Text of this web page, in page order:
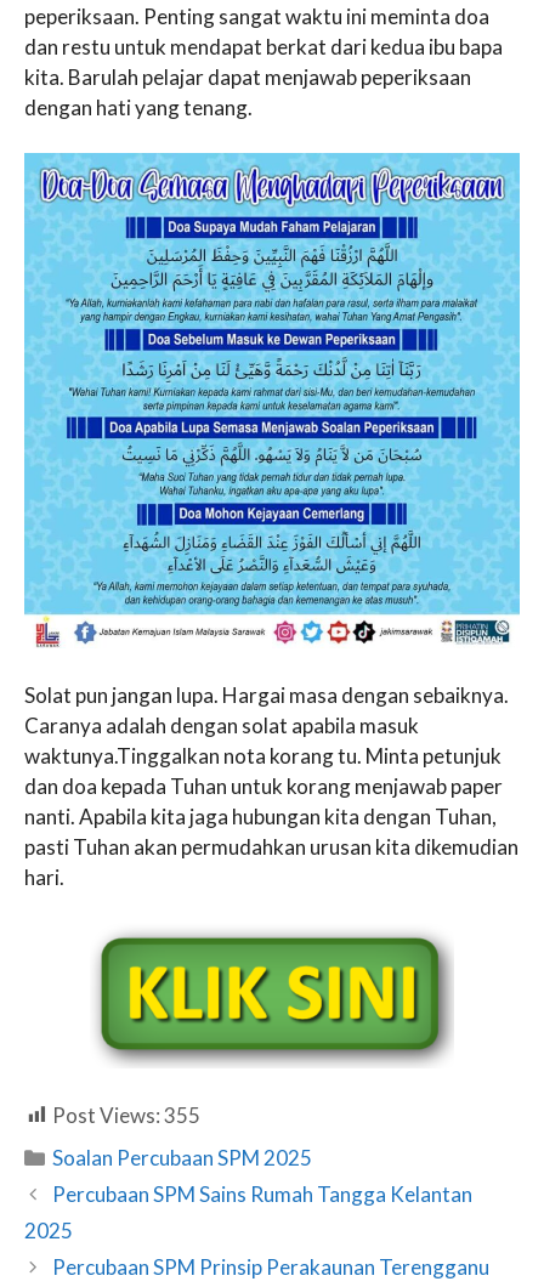
peperiksaan. Penting sangat waktu ini meminta doa
dan restu untuk mendapat berkat dari kedua ibu bapa
kita. Barulah pelajar dapat menjawab peperiksaan
dengan hati yang tenang.
Solat pun jangan lupa. Hargai masa dengan sebaiknya.
Caranya adalah dengan solat apabila masuk
waktunya.Tinggalkan nota korang tu. Minta petunjuk
dan doa kepada Tuhan untuk korang menjawab paper
nanti. Apabila kita jaga hubungan kita dengan Tuhan,
pasti Tuhan akan permudahkan urusan kita dikemudian
hari.
Post Views:355
Categories
Soalan Percubaan SPM 2025
Percubaan SPM Sains Rumah Tangga Kelantan
2025
Percubaan SPM Prinsip Perakaunan Terengganu